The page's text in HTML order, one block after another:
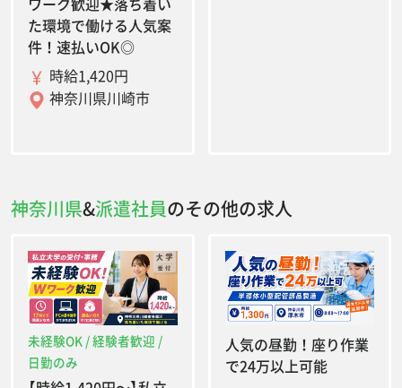
た環境で働ける人気案
件！速払いOK◎
時給1,420円
神奈川県川崎市
神奈川県&派遣社員のその他の求人
未経験OK / 経験者歓迎 /
日勤のみ
人気の昼勤！座り作業
で24万以上可能